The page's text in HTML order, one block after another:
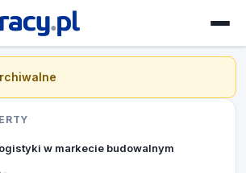
w markecie budowalnym